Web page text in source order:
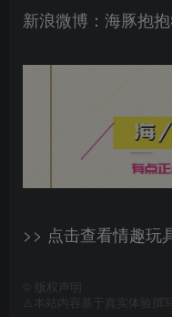
新浪微博：海豚抱
>> 点击查看情趣玩
版权声明
⚠️本站内容基于真实体验撰